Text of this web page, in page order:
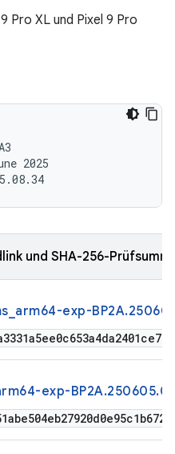
Pro XL und Pixel 9 Pro
2025
und SHA-256-
exp-
exp-